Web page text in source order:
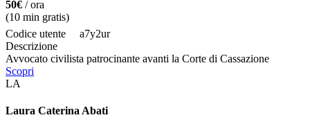
50€ / ora
(10 min gratis)
Codice utente
a7y2ur
Descrizione
Avvocato civilista patrocinante avanti la Corte di Cassazione
Scopri
LA
Laura Caterina Abati